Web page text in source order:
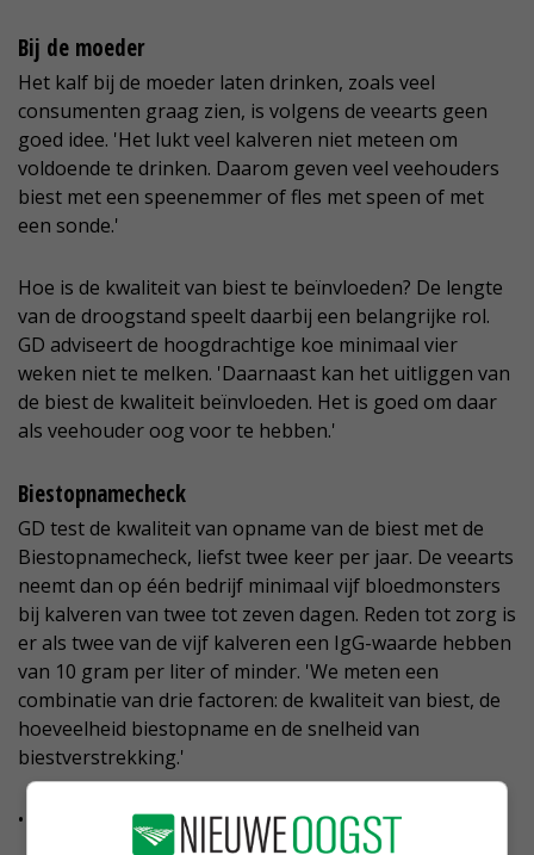
Bij de moeder
Het kalf bij de moeder laten drinken, zoals veel
consumenten graag zien, is volgens de veearts geen
goed idee. 'Het lukt veel kalveren niet meteen om
voldoende te drinken. Daarom geven veel veehouders
biest met een speenemmer of fles met speen of met
een sonde.'
Hoe is de kwaliteit van biest te beïnvloeden? De lengte
van de droogstand speelt daarbij een belangrijke rol.
GD adviseert de hoogdrachtige koe minimaal vier
weken niet te melken. 'Daarnaast kan het uitliggen van
de biest de kwaliteit beïnvloeden. Het is goed om daar
als veehouder oog voor te hebben.'
Biestopnamecheck
GD test de kwaliteit van opname van de biest met de
Biestopnamecheck, liefst twee keer per jaar. De veearts
neemt dan op één bedrijf minimaal vijf bloedmonsters
bij kalveren van twee tot zeven dagen. Reden tot zorg is
er als twee van de vijf kalveren een IgG-waarde hebben
van 10 gram per liter of minder. 'We meten een
combinatie van drie factoren: de kwaliteit van biest, de
hoeveelheid biestopname en de snelheid van
biestverstrekking.'
• Lees meer hierover deze zaterdag inNieuwe Oogst